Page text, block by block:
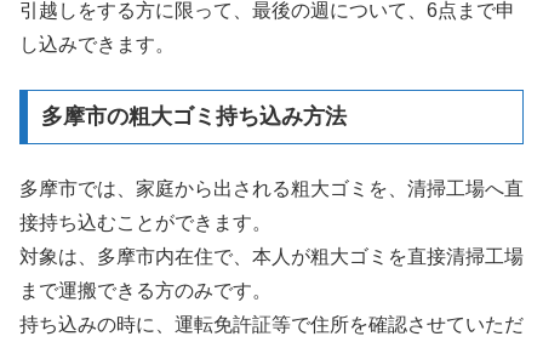
引越しをする方に限って、最後の週について、6点まで申
し込みできます。
多摩市の粗大ゴミ持ち込み方法
多摩市では、家庭から出される粗大ゴミを、清掃工場へ直
接持ち込むことができます。
対象は、多摩市内在住で、本人が粗大ゴミを直接清掃工場
まで運搬できる方のみです。
持ち込みの時に、運転免許証等で住所を確認させていただ